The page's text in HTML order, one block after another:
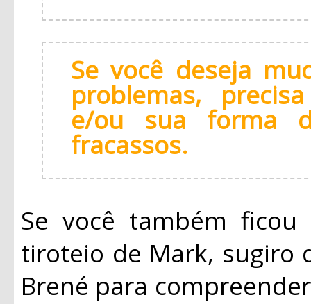
Se você deseja
problemas,
e/ou sua forma
fracassos.
Se você também
tiroteio de Mark, sugiro
Brené para